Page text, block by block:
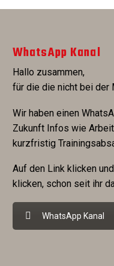
WhatsApp Kanal
Hallo zusammen,
für die die nicht bei der
Wir haben einen
Zukunft Infos wie
kurzfristig
Auf den Link klicken
klicken, schon seit ihr
WhatsApp Kanal